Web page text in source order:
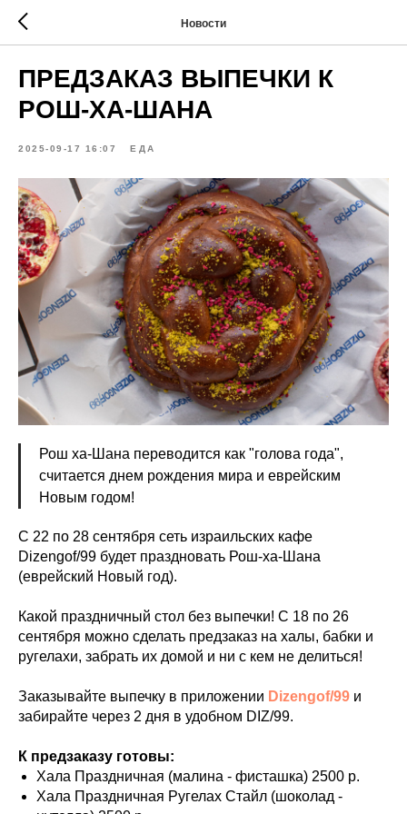
Новости
ПРЕДЗАКАЗ ВЫПЕЧКИ К
РОШ-ХА-ШАНА
2025-09-17 16:07 ЕДА
Рош ха-Шана переводится как "голова года",
считается днем рождения мира и еврейским
Новым годом!
С 22 по 28 сентября сеть израильских кафе
Dizengof/99 будет праздновать Рош-ха-Шана
(еврейский Новый год).
Какой праздничный стол без выпечки! С 18 по 26
сентября можно сделать предзаказ на халы, бабки и
ругелахи, забрать их домой и ни с кем не делиться!
Заказывайте выпечку в приложении Dizengof/99 и
забирайте через 2 дня в удобном DIZ/99.
К предзаказу готовы:
Хала Праздничная (малина - фисташка) 2500 р.
Хала Праздничная Ругелах Стайл (шоколад -